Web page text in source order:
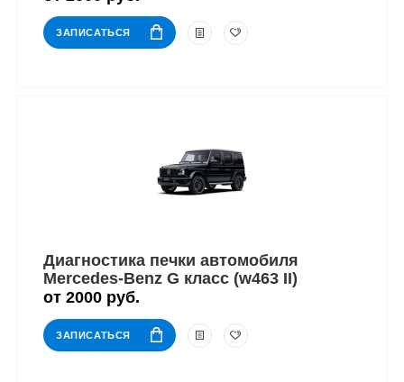
ЗАПИСАТЬСЯ
Диагностика печки автомобиля
Mercedes-Benz G класс (w463 II)
от 2000 руб.
ЗАПИСАТЬСЯ